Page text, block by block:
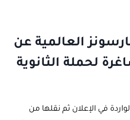
العالمية عن
لحملة الثانوية
في الإعلان ثم نقلها من